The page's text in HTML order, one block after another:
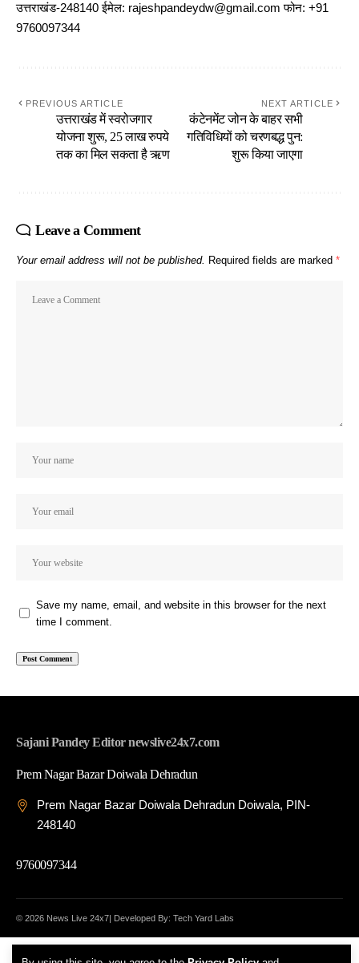
उत्तराखंड-248140 ईमेल: rajeshpandeydw@gmail.com फोन: +91
9760097344
PREVIOUS ARTICLE
उत्तराखंड में स्वरोजगार
योजना शुरू, 25 लाख रुपये
तक का मिल सकता है ऋण
NEXT ARTICLE
कंटेनमेंट जोन के बाहर सभी
गतिविधियों को चरणबद्ध पुन:
शुरू किया जाएगा
Leave a Comment
Your email address will not be published. Required fields are marked *
Save my name, email, and website in this browser for the next
time I comment.
Sajani Pandey Editor newslive24x7.com
Prem Nagar Bazar Doiwala Dehradun
Prem Nagar Bazar Doiwala Dehradun Doiwala, PIN-
248140
9760097344
© 2026 News Live 24x7| Developed By: Tech Yard Labs